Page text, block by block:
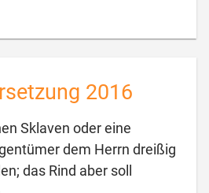
2016
Sklaven oder eine
dem Herrn dreißig
das Rind aber soll